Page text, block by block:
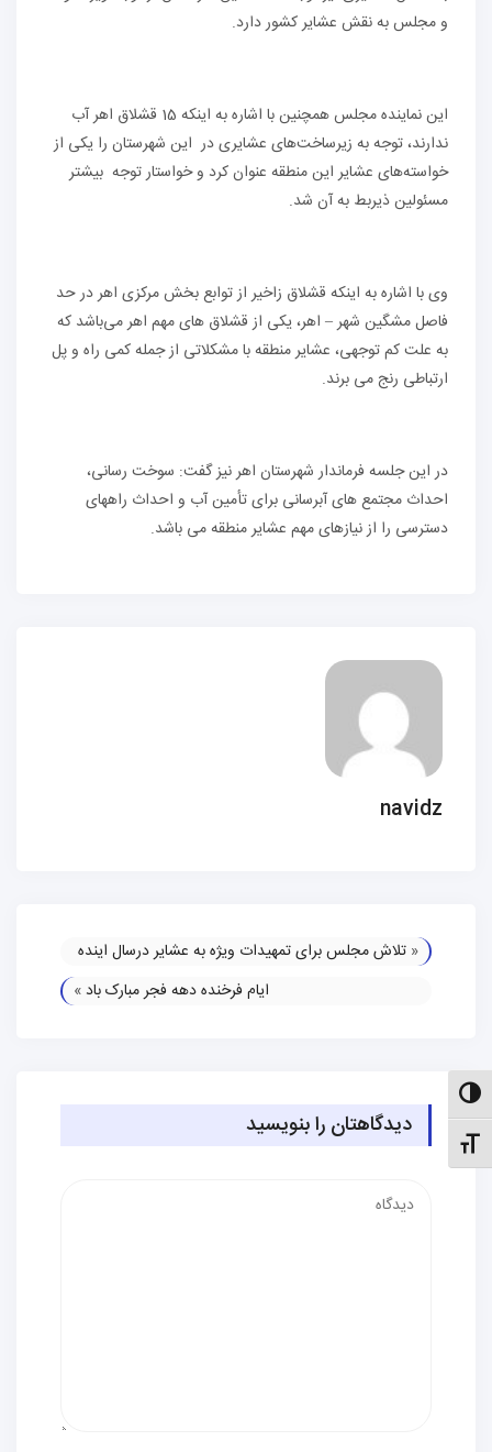
حالت کنتراست بالا
تنظیم اندازهٔ فونت
و مجلس به نقش عشایر کشور دارد.
این نماینده مجلس همچنین با اشاره به اینکه 15 قشلاق اهر آب
ندارند، توجه به زیرساخت‌های عشایری در این شهرستان را یکی از
خواسته‌های عشایر این منطقه عنوان کرد و خواستار توجه بیشتر
مسئولین ذیربط به آن شد.
وی با اشاره به اینکه قشلاق زاخیر از توابع بخش مرکزی اهر در حد
فاصل مشگین شهر – اهر، یکی از قشلاق های مهم اهر می‌باشد که
به علت کم توجهی، عشایر منطقه با مشکلاتی از جمله کمی راه و پل
ارتباطی رنج می برند.
در این جلسه فرماندار شهرستان اهر نیز گفت: سوخت رسانی،
احداث مجتمع های آبرسانی برای تأمین آب و احداث راههای
دسترسی را از نیازهای مهم عشایر منطقه می باشد.
navidz
« تلاش مجلس برای تمهیدات ویژه به عشایر درسال اینده
ایام فرخنده دهه فجر مبارک باد»
دیدگاهتان را بنویسید